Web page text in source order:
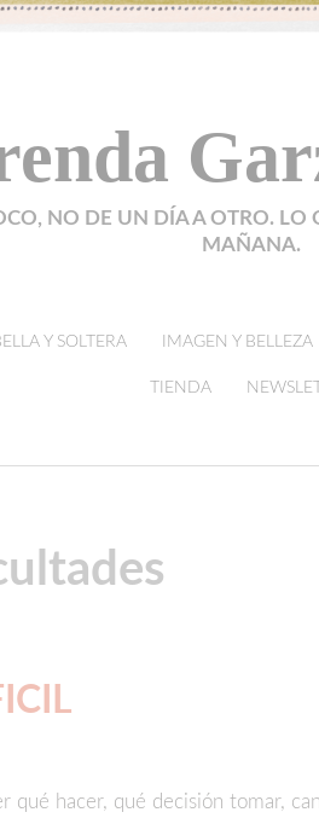
NO DE UN DÍA A OTRO.
MAÑANA.
Y SOLTERA IMAGEN Y BELLEZA
TIENDA
qué hacer, qué decisión tomar,